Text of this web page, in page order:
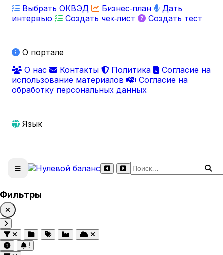
Выбрать ОКВЭД
Бизнес‑план
Дать
интервью
Создать чек‑лист Создать тест
О портале
О нас
Контакты Политика
Согласие на
использование материалов
Согласие на
обработку персональных данных
Язык
Поиск по сайту
Фильтры